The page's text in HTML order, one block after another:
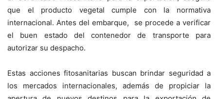
que el producto vegetal cumple con la normativa
internacional. Antes del embarque, se procede a verificar
el buen estado del contenedor de transporte para
autorizar su despacho.
Estas acciones fitosanitarias buscan brindar seguridad a
los mercados internacionales, además de propiciar la